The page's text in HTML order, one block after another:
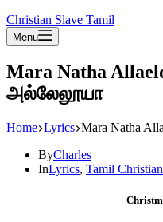
Christian Slave Tamil
Menu
Mara Natha
அல்லேலூயா
Home Lyrics Mara Natha
ByCharles
InLyrics, Tamil